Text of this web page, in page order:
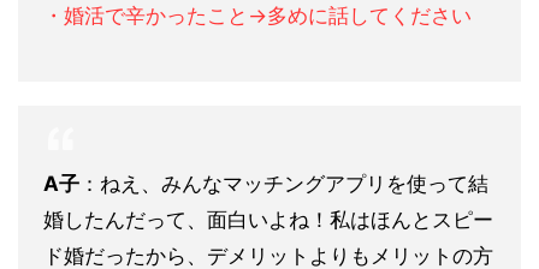
・婚活で辛かったこと→多めに話してください
A子 ：ねえ、みんなマッチングアプリを使って結
婚したんだって、面白いよね！私はほんとスピー
ド婚だったから、デメリットよりもメリットの方